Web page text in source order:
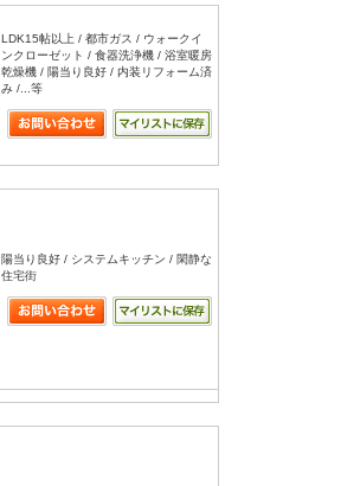
LDK15帖以上 / 都市ガス / ウォークイ
ンクローゼット / 食器洗浄機 / 浴室暖房
乾燥機 / 陽当り良好 / 内装リフォーム済
み /...等
陽当り良好 / システムキッチン / 閑静な
住宅街